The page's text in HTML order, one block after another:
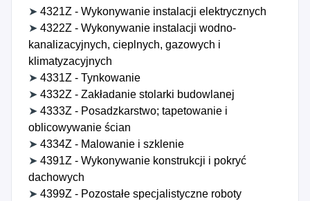
➤ 4321Z - Wykonywanie instalacji elektrycznych
➤ 4322Z - Wykonywanie instalacji wodno-
kanalizacyjnych, cieplnych, gazowych i
klimatyzacyjnych
➤ 4331Z - Tynkowanie
➤ 4332Z - Zakładanie stolarki budowlanej
➤ 4333Z - Posadzkarstwo; tapetowanie i
oblicowywanie ścian
➤ 4334Z - Malowanie i szklenie
➤ 4391Z - Wykonywanie konstrukcji i pokryć
dachowych
➤ 4399Z - Pozostałe specjalistyczne roboty